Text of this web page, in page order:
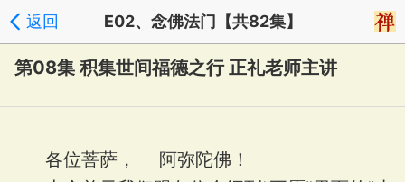
返回 E02、念佛法门【共82集】
第08集 积集世间福德之行 正礼老师主讲
各位菩萨， 阿弥陀佛！